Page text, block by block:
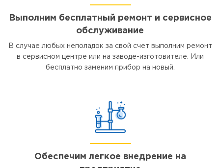
Выполним бесплатный ремонт и сервисное
обслуживание
В случае любых неполадок за свой счет выполним ремонт
в сервисном центре или на заводе-изготовителе. Или
бесплатно заменим прибор на новый.
Обеспечим легкое внедрение на